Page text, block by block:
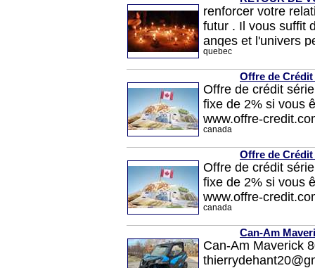
renforcer votre
futur . Il vous suffit
anges et l'univers
de retour sous 24
même dans vos
quebec
Offre de
Offre de crédit
fixe de 2% si vous
www.offre-
canada
Offre de
Offre de crédit
fixe de 2% si vous
www.offre-
canada
Can-Am
Can-Am Maverick